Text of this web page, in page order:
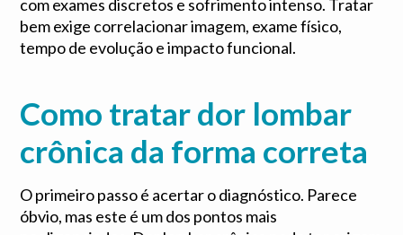
com exames discretos e sofrimento intenso. Tratar
bem exige correlacionar imagem, exame físico,
tempo de evolução e impacto funcional.
Como tratar dor lombar
crônica da forma correta
O primeiro passo é acertar o diagnóstico. Parece
óbvio, mas este é um dos pontos mais